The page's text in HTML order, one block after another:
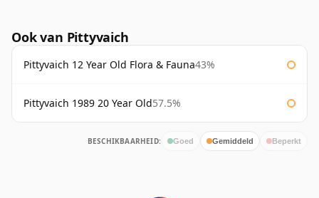
Ook van Pittyvaich
Pittyvaich 12 Year Old Flora & Fauna43%
Pittyvaich 1989 20 Year Old57.5%
BESCHIKBAARHEID: Goed Gemiddeld Beperkt